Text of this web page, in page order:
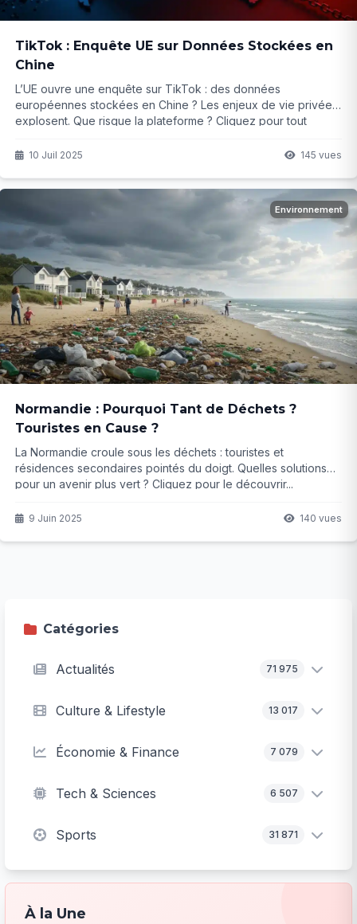
TikTok : Enquête UE sur Données Stockées en
Chine
L’UE ouvre une enquête sur TikTok : des données
européennes stockées en Chine ? Les enjeux de vie privée
explosent. Que risque la plateforme ? Cliquez pour tout
10 Juil 2025 145 vues
Environnement
Normandie : Pourquoi Tant de Déchets ?
Touristes en Cause ?
La Normandie croule sous les déchets : touristes et
résidences secondaires pointés du doigt. Quelles solutions
pour un avenir plus vert ? Cliquez pour le découvrir...
9 Juin 2025 140 vues
Catégories
Actualités 71 975
Culture & Lifestyle 13 017
Économie & Finance 7 079
Tech & Sciences 6 507
Sports 31 871
À la Une